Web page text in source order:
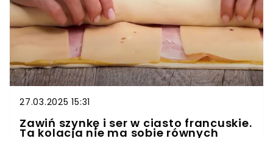
27.03.2025 15:31
Zawiń szynkę i ser w ciasto francuskie.
Ta kolacja nie ma sobie równych